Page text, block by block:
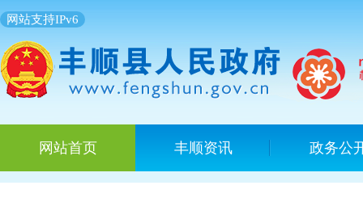
网站支持IPv6
网站首页 丰顺资讯 政务公